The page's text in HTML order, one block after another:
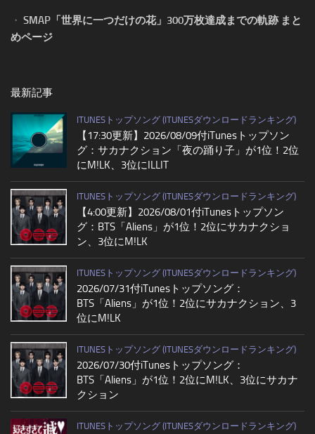
・ SMAP「世界に一つだけの花」300万枚達成までの軌跡 まと
めページ
最新記事
ITUNESトップソング (ITUNESダウンロードランキング)
【17:30更新】2026/08/09付iTunesトップソン
グ：サカナクション「夜の踊り子」が1位！2位
にM!LK、3位にILLIT
ITUNESトップソング (ITUNESダウンロードランキング)
【4:00更新】2026/08/01付iTunesトップソン
グ：BTS「Aliens」が1位！2位にサカナクショ
ン、3位にM!LK
ITUNESトップソング (ITUNESダウンロードランキング)
2026/07/31付iTunesトップソング：
BTS「Aliens」が1位！2位にサカナクション、3
位にM!LK
ITUNESトップソング (ITUNESダウンロードランキング)
2026/07/30付iTunesトップソング：
BTS「Aliens」が1位！2位にM!LK、3位にサカナ
クション
ITUNESトップソング (ITUNESダウンロードランキング)